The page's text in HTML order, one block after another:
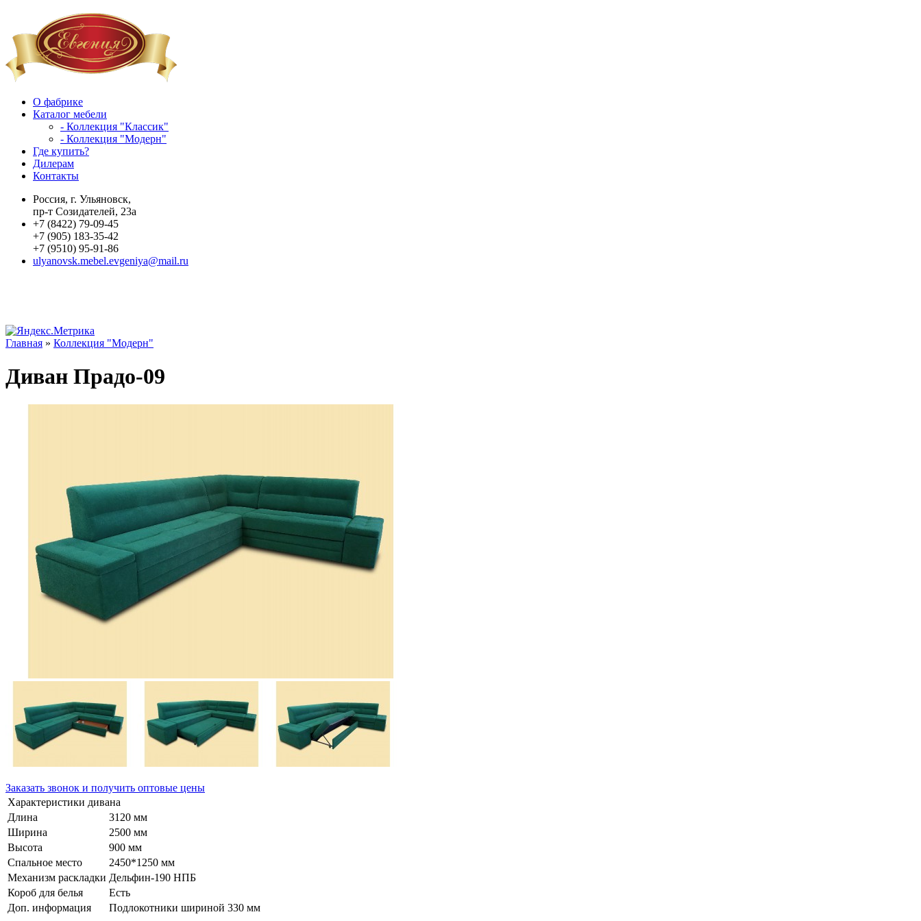
О фабрике
Каталог мебели
- Коллекция "Классик"
- Коллекция "Модерн"
Где купить?
Дилерам
Контакты
Россия, г. Ульяновск,
пр-т Созидателей, 23а
+7 (8422) 79-09-45
+7 (905) 183-35-42
+7 (9510) 95-91-86
ulyanovsk.mebel.evgeniya@mail.ru
Главная » Коллекция "Модерн"
Диван Прадо-09
Заказать звонок и получить оптовые цены
Характеристики дивана
Длина
3120 мм
Ширина
2500 мм
Высота
900 мм
Спальное место
2450*1250 мм
Механизм раскладки Дельфин-190 НПБ
Короб для белья
Есть
Доп. информация
Подлокотники шириной 330 мм